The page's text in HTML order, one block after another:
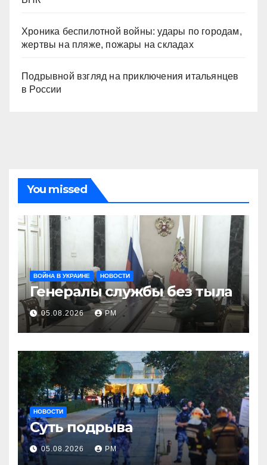
Хроника беспилотной войны: удары по городам,
жертвы на пляже, пожары на складах
Подрывной взгляд на приключения итальянцев
в России
You missed
ВОЙНА В УКРАИНЕ НОВОСТИ
Генералы службы без тыла
05.08.2026 РМ
НОВОСТИ
Суть подрыва
05.08.2026 РМ